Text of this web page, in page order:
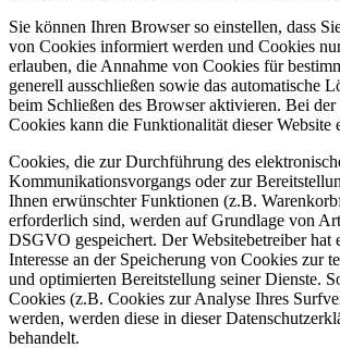
Sie können Ihren Browser so einstellen, dass
von Cookies informiert werden und Cookies
erlauben, die Annahme von Cookies für
generell ausschließen sowie das automatische
beim Schließen des Browser aktivieren. Bei
Cookies kann die Funktionalität dieser Website
Cookies, die zur Durchführung des
Kommunikationsvorgangs oder zur
Ihnen erwünschter Funktionen (z.B.
erforderlich sind, werden auf Grundlage von
DSGVO gespeichert. Der Websitebetreiber hat
Interesse an der Speicherung von Cookies zur
und optimierten Bereitstellung seiner Dienste.
Cookies (z.B. Cookies zur Analyse Ihres
werden, werden diese in dieser
behandelt.